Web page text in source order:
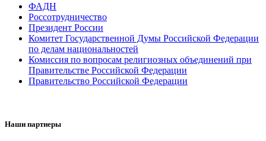
ФАДН
Россотрудничество
Президент России
Комитет Государственной Думы Российской Федерации
по делам национальностей
Комиссия по вопросам религиозных объединений при
Правительстве Российской Федерации
Правительство Российской Федерации
Наши партнеры